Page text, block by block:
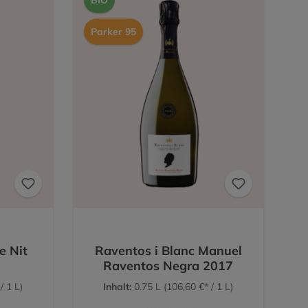
zahlreiche Aromen des Cavas zum Vorschein kommen.
zu komplexen Gerichten, reifen Käsesorten oder
mit Geflügel oder Fisch profitieren von seiner
Sie durch Gerichte mit Meeresfrüchten, Krabben oder
hervorragend zu Antipasti mit Jamon ibérico oder Pata
harmonieren mit Desserts, Enten- oder
mit Blauschimmel. Da dieser Cava einen besonders
Nit
1 L)
Parker 95
Raventos i Blanc Manuel
Raventos Negra 2017
Inhalt: 0.75 L (106,60 €* / 1 L)